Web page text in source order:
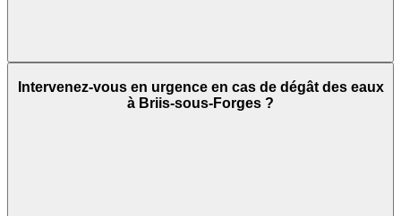
Intervenez-vous en urgence en cas de dégât des eaux
à Briis-sous-Forges ?